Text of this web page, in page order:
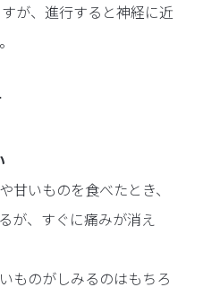
が、進行すると神経に近
甘いものを食べたとき、
が、すぐに痛みが消え
ものがしみるのはもちろ